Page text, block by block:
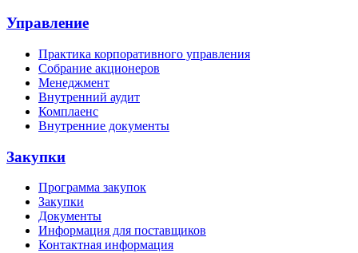
Управление
Практика корпоративного управления
Собрание акционеров
Менеджмент
Внутренний аудит
Комплаенс
Внутренние документы
Закупки
Программа закупок
Закупки
Документы
Информация для поставщиков
Контактная информация